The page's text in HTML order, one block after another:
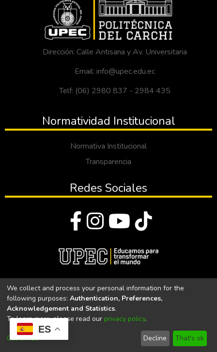
ES
Dirección: Calle Antisana y Av. Universitaria
Email: info@upec.edu.ec
Telf: (06) 2980 837 - 2984 435
Normatividad Institucional
Normativa Institucional
Transparencia
Redes Sociales
Universidad Politécnica Estatal del Carchi
Universidad Politécnica Estatal del Carchi | Acreditada por el
CACES Resolución N°. 160-SE-33-CACES-2020
We collect and process your personal information for the
following purposes: Authentication, Preferences,
Acknowledgement and Statistics.
To learn more, please read our privacy policy.
Customize Decline That's ok